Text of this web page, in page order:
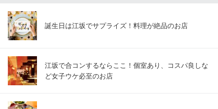
大阪メトロ御堂筋線江坂駅 徒歩3分
大阪府吹田市江坂町1-22-10 第1梓ビル2F
誕生日は江坂でサプライズ！料理が絶品のお店
江坂で合コンするならここ！個室あり、コスパ良しな
ど女子ウケ必至のお店